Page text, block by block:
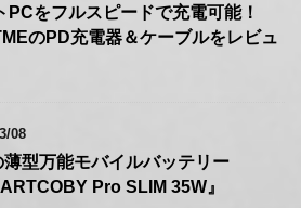
PCをフルスピードで充電可能！
のPD充電器＆ケーブルをレビュ
08
薄型万能モバイルバッテリー
Pro SLIM 35W』